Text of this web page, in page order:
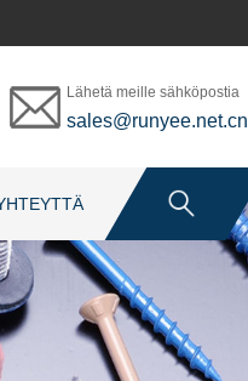
Lähetä meille sähköpostia
sales@runyee.net.cn